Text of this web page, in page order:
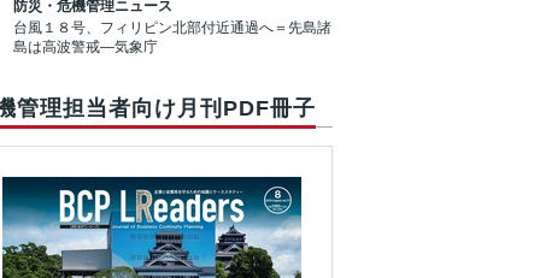
防災・危機管理ニュース
台風１８号、フィリピン北部付近通過へ＝先島諸
島は高波警戒―気象庁
管理担当者向け月刊PDF冊子